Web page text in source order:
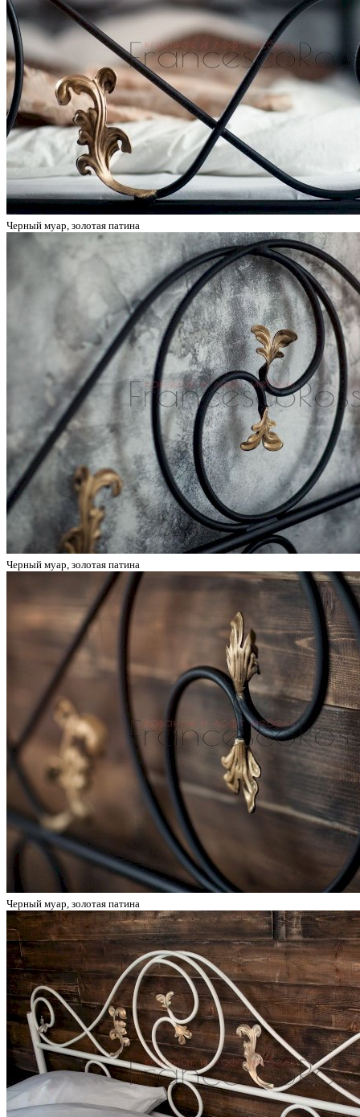
Черный муар, золотая патина
Черный муар, золотая патина
Черный муар, золотая патина